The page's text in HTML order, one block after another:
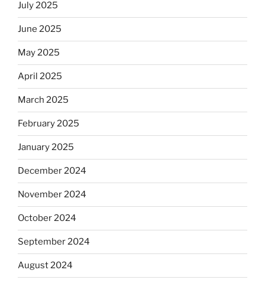
July 2025
June 2025
May 2025
April 2025
March 2025
February 2025
January 2025
December 2024
November 2024
October 2024
September 2024
August 2024